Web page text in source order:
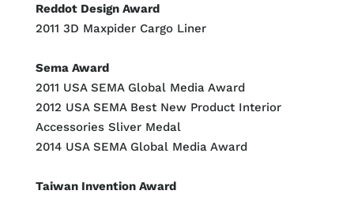
Reddot Design Award
2011 3D Maxpider Cargo Liner
Sema Award
2011 USA SEMA Global Media Award
2012 USA SEMA Best New Product Interior
Accessories Sliver Medal
2014 USA SEMA Global Media Award
Taiwan Invention Award